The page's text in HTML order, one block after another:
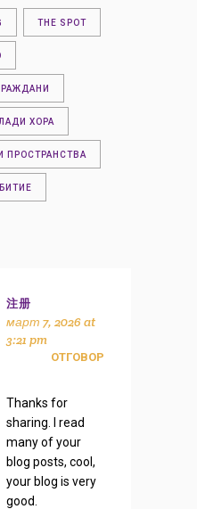
THE SPOT
ХОРА
ПРОСТРАНСТВА
注册
март 7, 2026 at
3:21 pm
ОТГОВОР
Thanks for
sharing. I read
many of your
blog posts, cool,
your blog is very
good.